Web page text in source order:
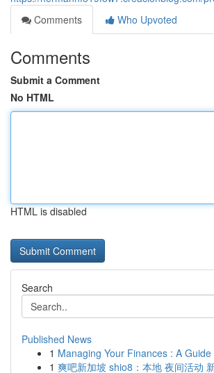
Comments
Who Upvoted
Comments
Submit a Comment
No HTML
HTML is disabled
Search
Published News
1 Managing Your Finances : A
1 爽吧新加坡 shio8：本地 夜间活动